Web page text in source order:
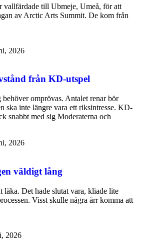
vallfärdade till Ubmeje, Umeå, för att
av Arctic Arts Summit. De kom från
2026
från KD-utspel
behöver omprövas. Antalet renar bör
ska inte längre vara ett riksintresse. KD-
snabbt med sig Moderaterna och
2026
väldigt lång
läka. Det hade slutat vara, kliade lite
Visst skulle några ärr komma att
2026